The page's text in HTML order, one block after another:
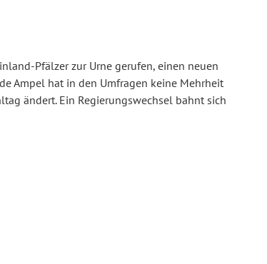
Pfälzer zur Urne gerufen, einen neuen
Ampel hat in den Umfragen keine Mehrheit
ändert. Ein Regierungswechsel bahnt sich